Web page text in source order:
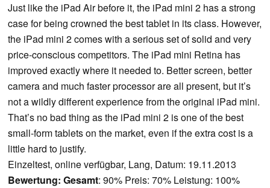
Just like the iPad Air before it, the iPad mini 2 has a strong
case for being crowned the best tablet in its class. However,
the iPad mini 2 comes with a serious set of solid and very
price-conscious competitors. The iPad mini Retina has
improved exactly where it needed to. Better screen, better
camera and much faster processor are all present, but it’s
not a wildly different experience from the original iPad mini.
That’s no bad thing as the iPad mini 2 is one of the best
small-form tablets on the market, even if the extra cost is a
little hard to justify.
Einzeltest, online verfügbar, Lang, Datum: 19.11.2013
Bewertung: Gesamt: 90% Preis: 70% Leistung: 100%